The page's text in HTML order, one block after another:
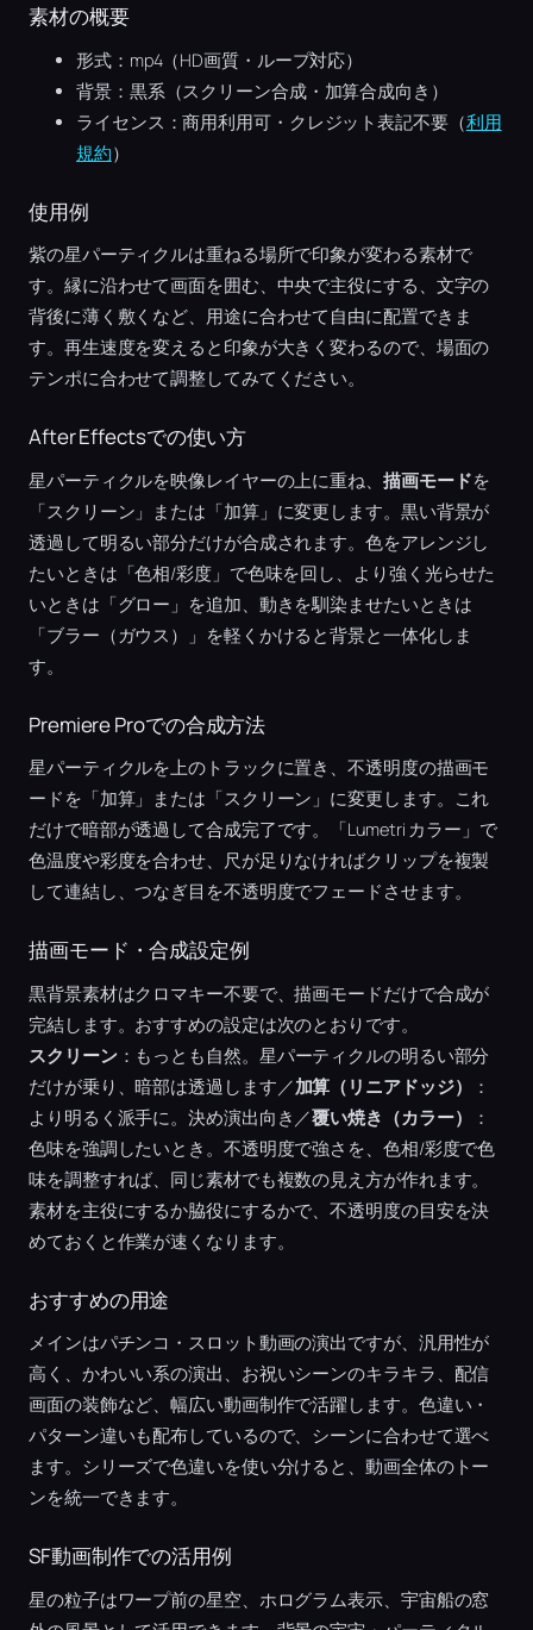
素材の概要
形式：mp4（HD画質・ループ対応）
背景：黒系（スクリーン合成・加算合成向き）
ライセンス：商用利用可・クレジット表記不要（利用
規約）
使用例
紫の星パーティクルは重ねる場所で印象が変わる素材で
す。縁に沿わせて画面を囲む、中央で主役にする、文字の
背後に薄く敷くなど、用途に合わせて自由に配置できま
す。再生速度を変えると印象が大きく変わるので、場面の
テンポに合わせて調整してみてください。
After Effectsでの使い方
星パーティクルを映像レイヤーの上に重ね、 描画モードを
「スクリーン」または「加算」に変更します。黒い背景が
透過して明るい部分だけが合成されます。色をアレンジし
たいときは「色相/彩度」で色味を回し、より強く光らせた
いときは「グロー」を追加、動きを馴染ませたいときは
「ブラー（ガウス）」を軽くかけると背景と一体化しま
す。
Premiere Proでの合成方法
星パーティクルを上のトラックに置き、不透明度の描画モ
ードを「加算」または「スクリーン」に変更します。これ
だけで暗部が透過して合成完了です。「Lumetri カラー」で
色温度や彩度を合わせ、尺が足りなければクリップを複製
して連結し、つなぎ目を不透明度でフェードさせます。
描画モード・合成設定例
黒背景素材はクロマキー不要で、描画モードだけで合成が
完結します。おすすめの設定は次のとおりです。
スクリーン：もっとも自然。星パーティクルの明るい部分
だけが乗り、暗部は透過します／加算（リニアドッジ）
：
より明るく派手に。決め演出向き／覆い焼き（カラー）
：
色味を強調したいとき。不透明度で強さを、色相/彩度で色
味を調整すれば、同じ素材でも複数の見え方が作れます。
素材を主役にするか脇役にするかで、不透明度の目安を決
めておくと作業が速くなります。
おすすめの用途
メインはパチンコ・スロット動画の演出ですが、汎用性が
高く、かわいい系の演出、お祝いシーンのキラキラ、配信
画面の装飾など、幅広い動画制作で活躍します。色違い・
パターン違いも配布しているので、シーンに合わせて選べ
ます。シリーズで色違いを使い分けると、動画全体のトー
ンを統一できます。
SF動画制作での活用例
星の粒子はワープ前の星空、ホログラム表示、宇宙船の窓